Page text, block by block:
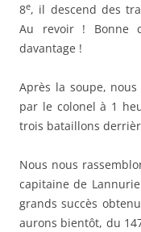
8e, il descend des
Au revoir ! Bonne
davantage !
Après la soupe,
par le colonel à 1
trois bataillons
Nous nous
capitaine de
grands succès
aurons bientôt, du